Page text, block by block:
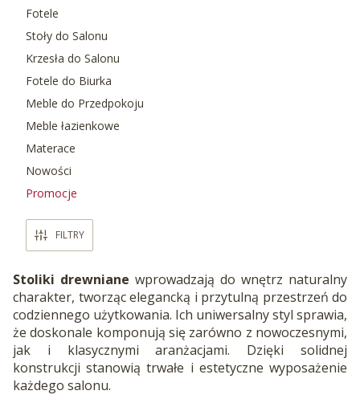
Fotele
Stoły do Salonu
Krzesła do Salonu
Fotele do Biurka
Meble do Przedpokoju
Meble łazienkowe
Materace
Nowości
Promocje
FILTRY
Stoliki drewniane wprowadzają do wnętrz naturalny
charakter, tworząc elegancką i przytulną przestrzeń do
codziennego użytkowania. Ich uniwersalny styl sprawia,
że doskonale komponują się zarówno z nowoczesnymi,
jak i klasycznymi aranżacjami. Dzięki solidnej
konstrukcji stanowią trwałe i estetyczne wyposażenie
każdego salonu.